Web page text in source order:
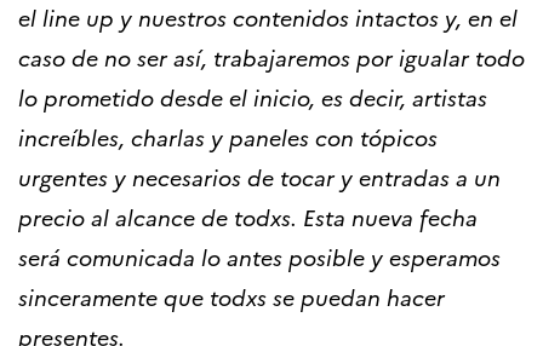
el line up y nuestros contenidos intactos y, en el
caso de no ser así, trabajaremos por igualar todo
lo prometido desde el inicio, es decir, artistas
increíbles, charlas y paneles con tópicos
urgentes y necesarios de tocar y entradas a un
precio al alcance de todxs. Esta nueva fecha
será comunicada lo antes posible y esperamos
sinceramente que todxs se puedan hacer
presentes.